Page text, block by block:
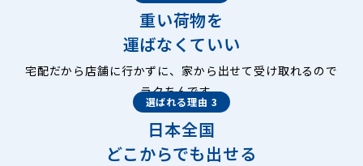
重い荷物を
運ばなくていい
宅配だから店舗に行かずに、家から出せて受け取れるので
ラクちんです。
選ばれる理由 3
日本全国
どこからでも出せる